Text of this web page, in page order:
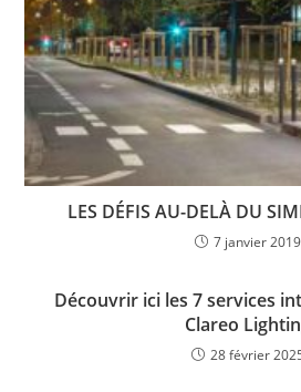
LES DÉFIS AU-DELÀ DU
7 janvier 2019
Découvrir ici les 7 services
Clareo
28 février